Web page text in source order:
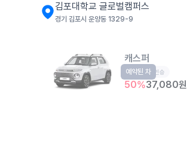
김포대학교 글로벌캠퍼스
경기 김포시 운양동 1329-9
캐스퍼
경형 4인승
50%37,080원
예약된 차